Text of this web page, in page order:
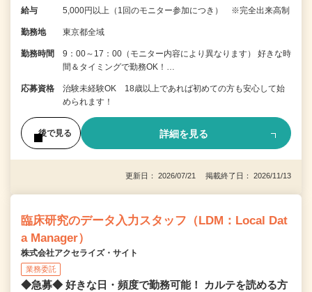
給与 5,000円以上（1回のモニター参加につき） ※完全出来高制
勤務地 東京都全域
勤務時間
9：00～17：00（モニター内容により異なります） 好きな時
間＆タイミングで勤務OK！…
応募資格
治験未経験OK 18歳以上であれば初めての方も安心して始
められます！
後で見る 詳細を見る
更新日： 2026/07/21 掲載終了日： 2026/11/13
臨床研究のデータ入力スタッフ（LDM：Local Dat
a Manager）
株式会社アクセライズ・サイト
業務委託
◆急募◆ 好きな日・頻度で勤務可能！ カルテを読める方